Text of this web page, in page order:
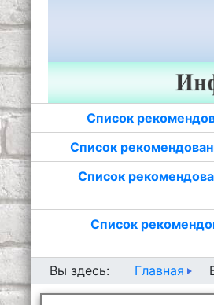
Список
Список
Список
Список
Вы здесь:
Главная